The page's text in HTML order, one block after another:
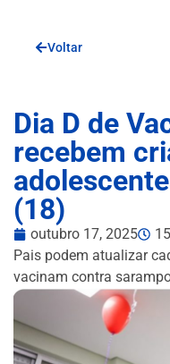
Voltar
Dia D de
recebem
(18)
outubro 17, 2025
Pais podem atualizar
vacinam contra